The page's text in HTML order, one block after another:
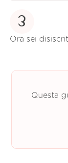
3
Ora sei
Questa